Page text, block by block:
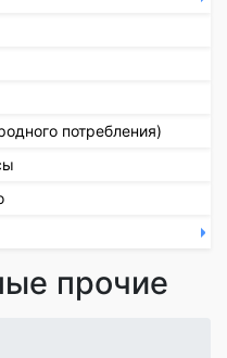
потребления)
прочие